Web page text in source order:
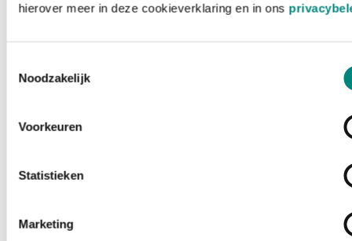
hierover meer in deze cookieverklaring en in ons
Noodzakelijk
Voorkeuren
Statistieken
Marketing